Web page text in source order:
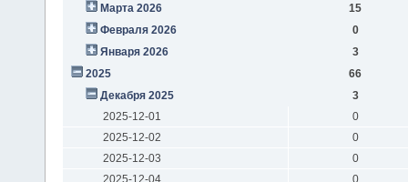
Марта 2026
15
Февраля 2026
0
Января 2026
3
2025
66
Декабря 2025
3
2025-12-01
0
2025-12-02
0
2025-12-03
0
2025-12-04
0